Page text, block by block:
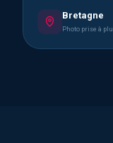
Bretagne
Photo prise à